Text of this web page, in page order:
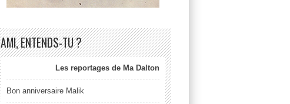
AMI, ENTENDS-TU ?
Les reportages de Ma Dalton
Bon anniversaire Malik